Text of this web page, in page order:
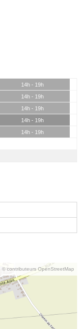
14h - 19h
14h - 19h
14h - 19h
14h - 19h
14h - 19h
© contributeurs OpenStreetMap